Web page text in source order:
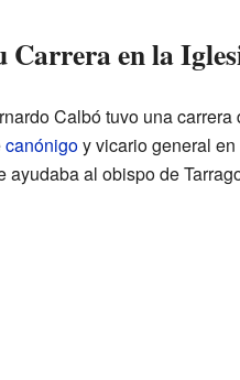
Carrera en la
Calbó tuvo una
canónigoy vicario general en
ayudaba al obispo de